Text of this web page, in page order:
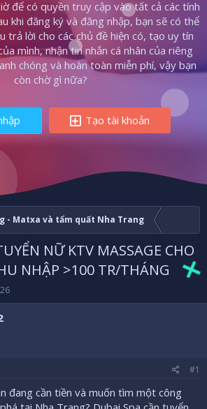
để có quyền truy cập vào tất cả các tính
khi đăng ký và đăng nhập, bạn sẽ có thể
trả lời cho các chủ đề hiện có, tạo uy tín
mình, nhận tin nhắn cá nhân của riêng
chóng và hoàn toàn miễn phí, vậy bạn
còn chờ gì nữa?
Tạo tài khoản
- Matxa và tẩm quất Nha Trang
NỮ KTV MASSAGE CHO
NHẬP >100 TR/THÁNG
#1
đang cần tiền và muốn tìm một công